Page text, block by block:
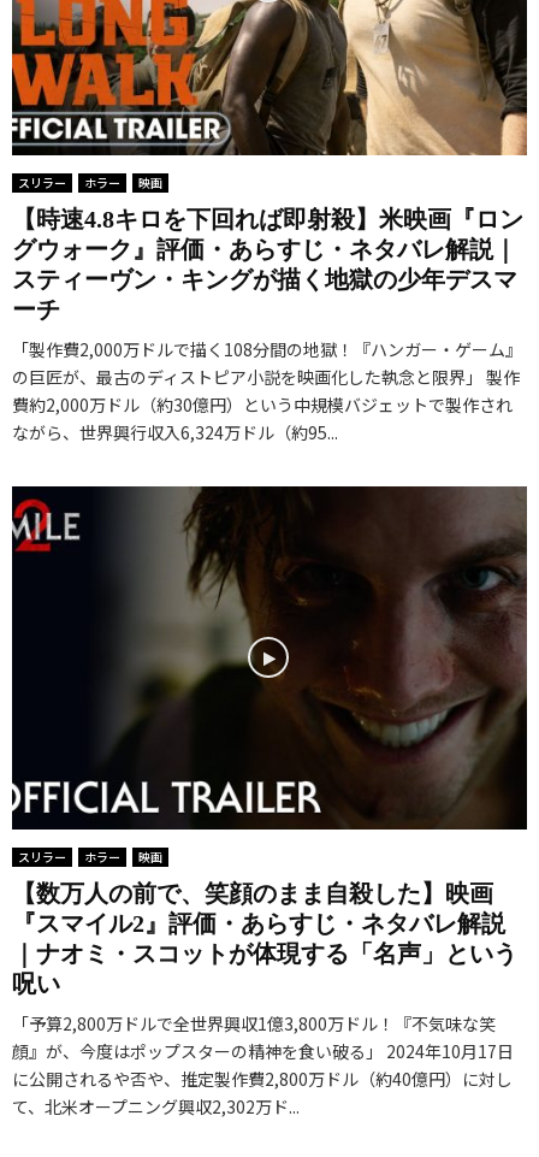
スリラー ホラー 映画
【時速4.8キロを下回れば即射殺】米映画『ロン
グウォーク』評価・あらすじ・ネタバレ解説｜
スティーヴン・キングが描く地獄の少年デスマ
ーチ
「製作費2,000万ドルで描く108分間の地獄！『ハンガー・ゲーム』
の巨匠が、最古のディストピア小説を映画化した執念と限界」 製作
費約2,000万ドル（約30億円）という中規模バジェットで製作され
ながら、世界興行収入6,324万ドル（約95...
スリラー ホラー 映画
【数万人の前で、笑顔のまま自殺した】映画
『スマイル2』評価・あらすじ・ネタバレ解説
｜ナオミ・スコットが体現する「名声」という
呪い
「予算2,800万ドルで全世界興収1億3,800万ドル！『不気味な笑
顔』が、今度はポップスターの精神を食い破る」 2024年10月17日
に公開されるや否や、推定製作費2,800万ドル（約40億円）に対し
て、北米オープニング興収2,302万ド...